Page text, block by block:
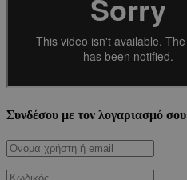
Συνδέσου με τον λογαριασμό σου